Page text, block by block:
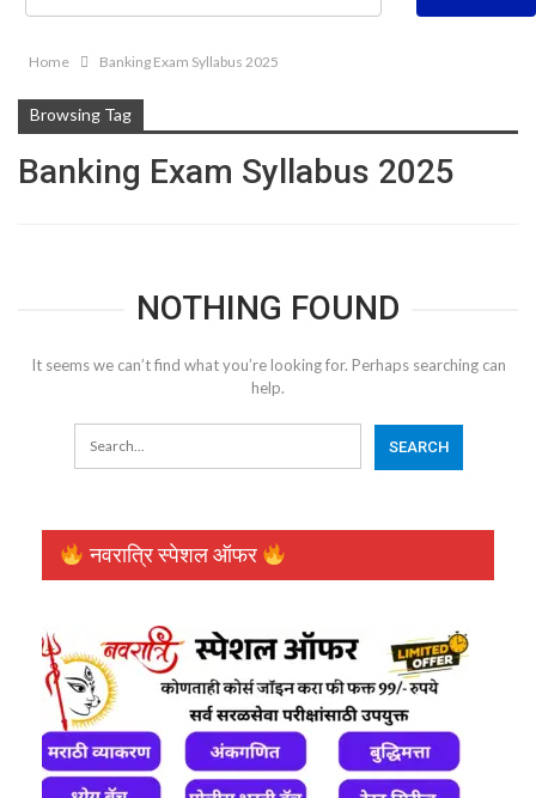
Home Banking Exam Syllabus 2025
Browsing Tag
Banking Exam Syllabus 2025
NOTHING FOUND
It seems we can’t find what you’re looking for. Perhaps searching can
help.
नवरात्रि स्पेशल ऑफर